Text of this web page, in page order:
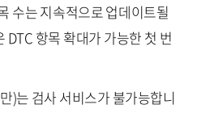
수는 지속적으로 업데이트될
항목 확대가 가능한 첫 번
)는 검사 서비스가 불가능합니